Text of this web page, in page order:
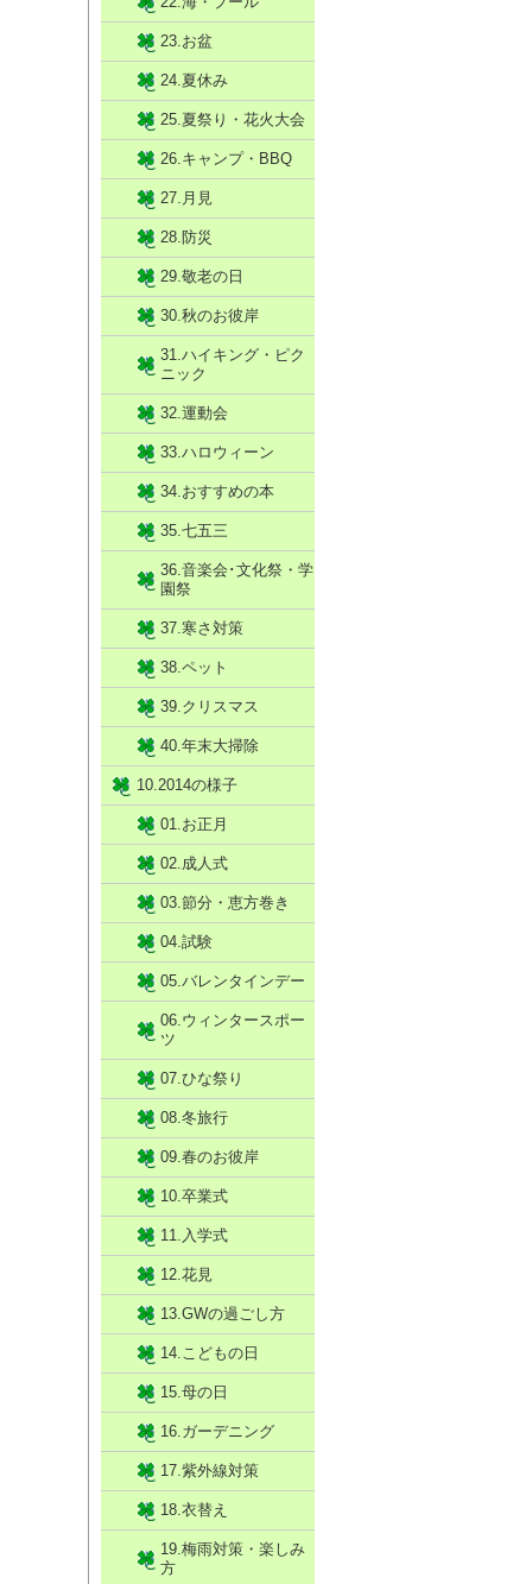
23.お盆
24.夏休み
25.夏祭り・花火大会
26.キャンプ・BBQ
27.月見
28.防災
29.敬老の日
30.秋のお彼岸
31.ハイキング・ピク
ニック
32.運動会
33.ハロウィーン
34.おすすめの本
35.七五三
36.音楽会･文化祭・学
園祭
37.寒さ対策
38.ペット
39.クリスマス
40.年末大掃除
10.2014の様子
01.お正月
02.成人式
03.節分・恵方巻き
04.試験
05.バレンタインデー
06.ウィンタースポー
ツ
07.ひな祭り
08.冬旅行
09.春のお彼岸
10.卒業式
11.入学式
12.花見
13.GWの過ごし方
14.こどもの日
15.母の日
16.ガーデニング
17.紫外線対策
18.衣替え
19.梅雨対策・楽しみ
方